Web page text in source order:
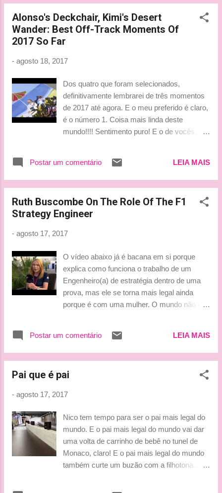
Alonso's Deckchair, Kimi's Desert
Wander: Best Off-Track Moments Of
2017 So Far
- agosto 18, 2017
Dos quatro que foram selecionados,
definitivamente lembrarei de três momentos
de 2017 até agora. E o meu preferido é claro,
é o número 1. Coisa mais linda deste
mundo!!!! Sentimento puro! E o de vocês,
Postar um comentário
LEIA MAIS
Ruth Buscombe On The Role Of The F1
Strategy Engineer
- agosto 17, 2017
O vídeo abaixo já é bacana em si porque
explica como funciona o trabalho de um
Engenheiro(a) de estratégia dentro de uma
prova, mas ele se torna mais legal ainda
porque é com uma mulher. O mundo não é
demais assistir a este tipo de vídeo e ver as
mulheres conquistando lugares de destaque
é assim que deve ser, não baseado no seu
Postar um comentário LEIA MAIS
Pai que é pai
- agosto 17, 2017
Nico tem tempo para ser o pai mais legal do
mundo. E o pai mais legal do mundo vai dar
uma volta de carrinho de bebê no tunel de
Monaco, claro! E o pai mais legal do mundo
também curte um buzão com a filhotona...